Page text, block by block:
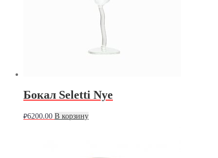
Бокал Seletti Nye
₽6200.00 В корзину